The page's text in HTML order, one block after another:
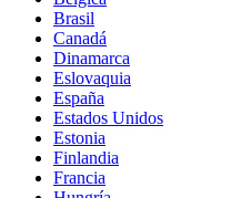
Brasil
Canadá
Dinamarca
Eslovaquia
España
Estados Unidos
Estonia
Finlandia
Francia